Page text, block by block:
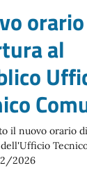
al
il nuovo orario
2026